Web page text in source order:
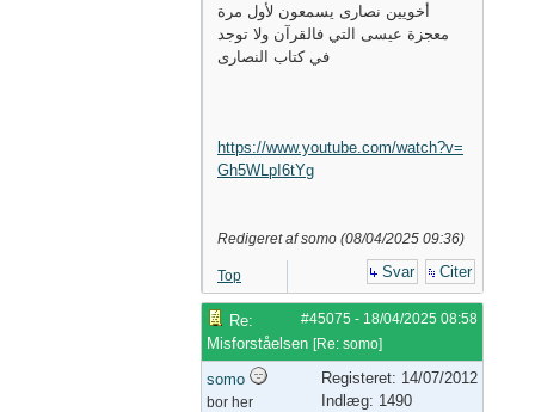
أخويين نصارى يسمعون لأول مرة
معجزة عيسى التي فالقرآن ولا توجد
في كتاب النصارى
https://www.youtube.com/watch?v=
Gh5WLpI6tYg
Redigeret af somo (08/04/2025 09:36)
Top Svar Citer
#45075 - 18/04/2025 08:58
Re:
Misforståelsen [Re: somo]
somo
bor her
Registeret: 14/07/2012
Indlæg: 1490